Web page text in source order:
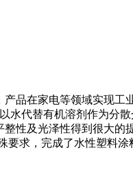
品在家电等领域实现工
代替有机溶剂作为分散
性及光泽性得到很大的
要求，完成了水性塑料涂